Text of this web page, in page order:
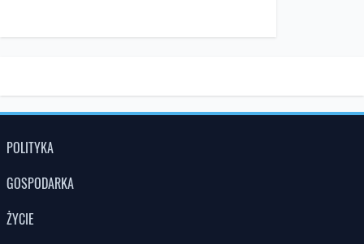
POLITYKA
GOSPODARKA
ŻYCIE